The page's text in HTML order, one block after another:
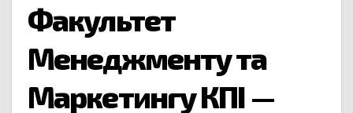
Факультет
Менеджменту та
Маркетингу КПІ —